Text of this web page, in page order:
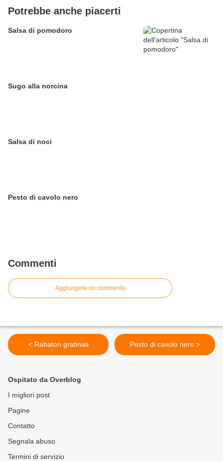
Potrebbe anche piacerti
Salsa di pomodoro
Sugo alla norcina
Salsa di noci
Pesto di cavolo nero
Commenti
Aggiungere un commento
< Rabaton gratinati Pesto di cavolo nero >
Ospitato da Overblog
I migliori post
Pagine
Contatto
Segnala abuso
Termini di servizio